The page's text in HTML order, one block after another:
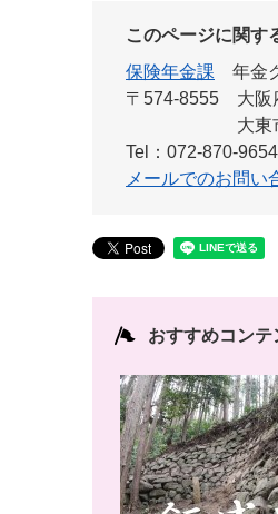
このページに関す
保険年金課
年金
〒574-8555
大阪
大東
Tel：072-870-9654
メールでのお問い
おすすめコンテ